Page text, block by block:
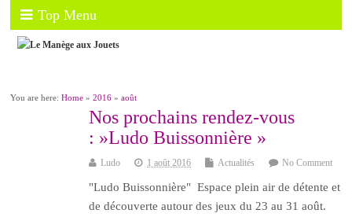
Top Menu
You are here:Home »2016 »août
Nos prochains rendez-vous
: »Ludo Buissonnière »
Ludo 1 août 2016 Actualités No Comment
"Ludo Buissonnière" Espace plein air de détente et
de découverte autour des jeux du 23 au 31 août.